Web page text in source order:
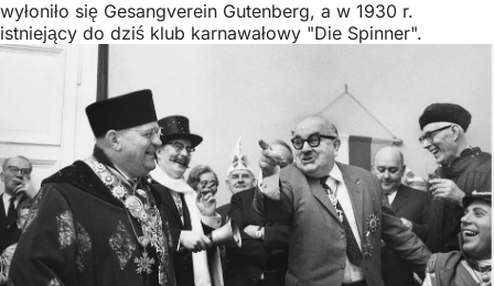
wyłoniło się Gesangverein Gutenberg, a w 1930 r.
istniejący do dziś klub karnawałowy "Die Spinner".